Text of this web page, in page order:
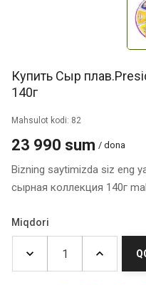
Купить Сыр
140г
Mahsulot kodi: 82
23 990 sum / dona
Bizning saytimizda siz eng
сырная коллекция 140г
Miqdori